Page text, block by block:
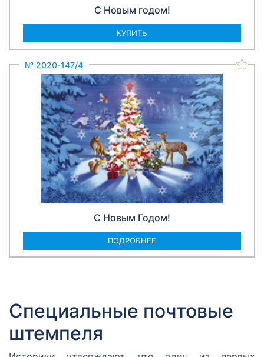
С Новым годом!
КУПИТЬ
№ 2020-147/4
С Новым Годом!
ПОДРОБНЕЕ
Специальные почтовые
штемпеля